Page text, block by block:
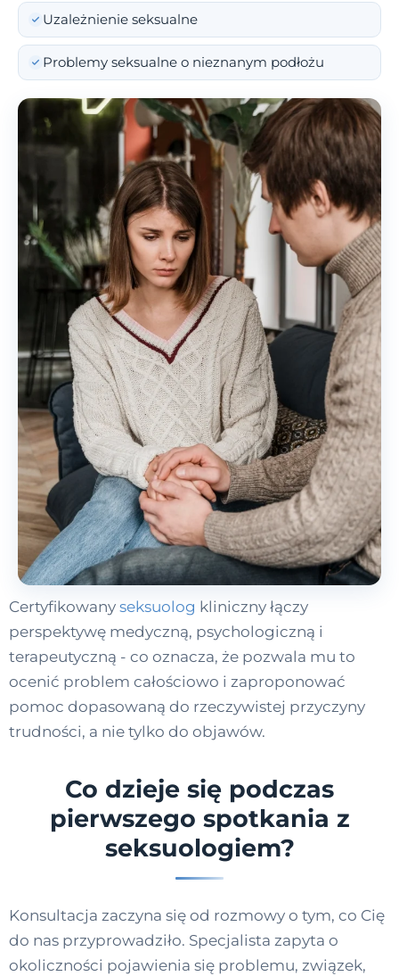
Uzależnienie seksualne
Problemy seksualne o nieznanym podłożu
Certyfikowany seksuolog kliniczny łączy
perspektywę medyczną, psychologiczną i
terapeutyczną - co oznacza, że pozwala mu to
ocenić problem całościowo i zaproponować
pomoc dopasowaną do rzeczywistej przyczyny
trudności, a nie tylko do objawów.
Co dzieje się podczas
pierwszego spotkania z
seksuologiem?
Konsultacja zaczyna się od rozmowy o tym, co Cię
do nas przyprowadziło. Specjalista zapyta o
okoliczności pojawienia się problemu, związek,